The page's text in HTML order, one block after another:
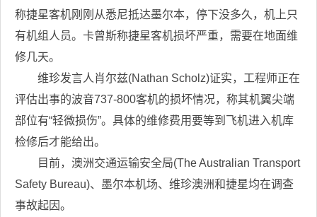
称捷星客机刚刚从悉尼抵达墨尔本，停下没多久，机上只
有机组人员。卡曾斯称捷星客机损坏严重，需要在地面维
修几天。
维珍发言人肖尔兹(Nathan Scholz)证实，工程师正在
评估出事的波音737-800客机的损坏情况，称其机翼尖端
部位有“轻微损伤”。具体的维修费用要等到飞机进入机库
检修后才能给出。
目前，澳洲交通运输安全局(The Australian Transport
Safety Bureau)、墨尔本机场、维珍澳洲和捷星均在调查
事故起因。